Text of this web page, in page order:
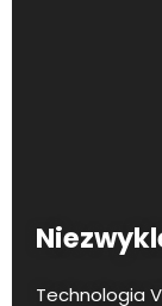
Technologia